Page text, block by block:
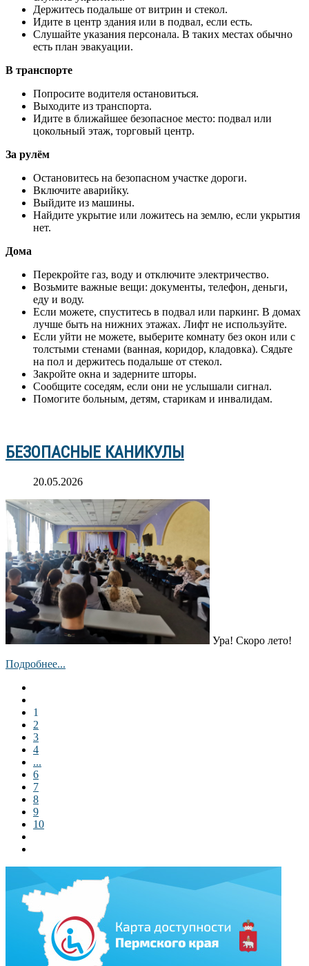
Держитесь подальше от витрин и стекол.
Идите в центр здания или в подвал, если есть.
Слушайте указания персонала. В таких местах обычно
есть план эвакуации.
В транспорте
Попросите водителя остановиться.
Выходите из транспорта.
Идите в ближайшее безопасное место: подвал или
цокольный этаж, торговый центр.
За рулём
Остановитесь на безопасном участке дороги.
Включите аварийку.
Выйдите из машины.
Найдите укрытие или ложитесь на землю, если укрытия
нет.
Дома
Перекройте газ, воду и отключите электричество.
Возьмите важные вещи: документы, телефон, деньги,
еду и воду.
Если можете, спуститесь в подвал или паркинг. В домах
лучше быть на нижних этажах. Лифт не используйте.
Если уйти не можете, выберите комнату без окон или с
толстыми стенами (ванная, коридор, кладовка). Сядьте
на пол и держитесь подальше от стекол.
Закройте окна и задерните шторы.
Сообщите соседям, если они не услышали сигнал.
Помогите больным, детям, старикам и инвалидам.
БЕЗОПАСНЫЕ КАНИКУЛЫ
20.05.2026
Ура! Скоро лето!
Подробнее...
1
2
3
4
...
6
7
8
9
10